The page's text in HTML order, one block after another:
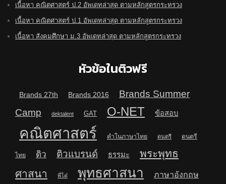
เนื้อหา คณิตศาสตร์ ป.2 อัพเดทล่าสุด ตามหลักสูตรกระทรวง
เนื้อหา คณิตศาสตร์ ป.1 อัพเดทล่าสุด ตามหลักสูตรกระทรวง
เนื้อหา สังคมศึกษา ม.3 อัพเดทล่าสุด ตามหลักสูตรกระทรวง
หัวข้อในติวฟรี
Brands 27th Brands 2016
Brands Summer
Camp
dektalent GAT O-NET ข้อสอบ
คณิตศาสตร์ คำในภาษาไทย ดนตรี ดนตรี
ไทย ติว ติวแบรนด์ ธรรมะ
พระพุทธ
ศาสนา
พี่โต๋ พุทธศาสนา ภาษาอังกฤษ